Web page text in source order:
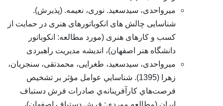
میرواحدی، سیدسعید. نوری، نعیمه. (پذیرش).
شناسایی چالش های انکوباتورهای هنری در حمایت از
کسب و کارهای هنری (مورد مطالعه: انکوباتور
دانشگاه هنر اصفهان)، اندیشه مدیریت راهبردی
میرواحدی، سیدسعید، طغرایی، محمدتقی، سنجریان،
زهرا (1395). شناسايي عوامل مؤثر بر تشخيص
فرصت‌هاي کارآفرينانه‌ي صادرات فرش دستباف
ايران (مطالعه موردي: فرش دستباف اصفهان)،